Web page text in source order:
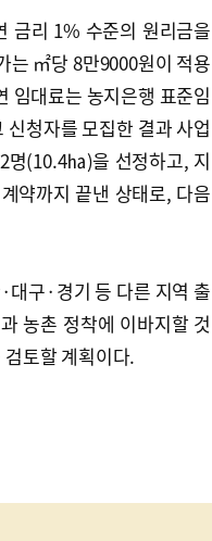
금리 1% 수준의 원리금을
는 ㎡당 8만9000원이 적용
임대료는 농지은행 표준임
청자를 모집한 결과 사업
명(10.4㏊)을 선정하고, 지
약까지 끝낸 상태로, 다음
대구·경기 등 다른 지역 출
농촌 정착에 이바지할 것
토할 계획이다.